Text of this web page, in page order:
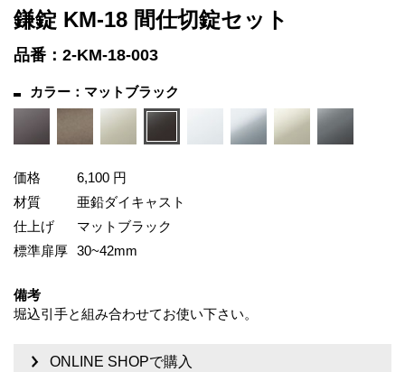
鎌錠 KM-18 間仕切錠セット
品番：2-KM-18-003
カラー：マットブラック
価格
6,100 円
材質
亜鉛ダイキャスト
仕上げ
マットブラック
標準扉厚 30~42mm
備考
堀込引手と組み合わせてお使い下さい。
ONLINE SHOPで購入